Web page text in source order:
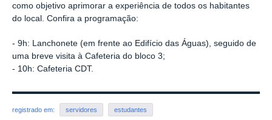
como objetivo aprimorar a experiência de todos os habitantes
do local. Confira a programação:
- 9h: Lanchonete (em frente ao Edifício das Águas), seguido de
uma breve visita à Cafeteria do bloco 3;
- 10h: Cafeteria CDT.
registrado em: servidores estudantes